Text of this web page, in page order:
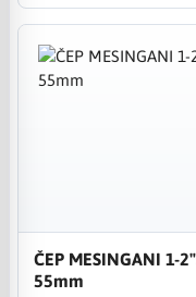
ČEP MESINGANI 1-
55mm